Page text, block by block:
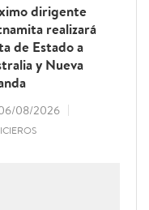
dirigente
realizará
de Estado a
y Nueva
08/2026